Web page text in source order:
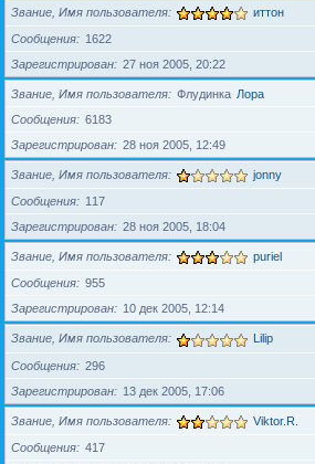
Звание, Имя пользователя иттон
Сообщения
1622
Зарегистрирован
27 ноя 2005, 20:22
Звание, Имя пользователя Флудинка Лора
Сообщения
6183
Зарегистрирован
28 ноя 2005, 12:49
Звание, Имя пользователя jonny
Сообщения
117
Зарегистрирован
28 ноя 2005, 18:04
Звание, Имя пользователя puriel
Сообщения
955
Зарегистрирован
10 дек 2005, 12:14
Звание, Имя пользователя Lilip
Сообщения
296
Зарегистрирован
13 дек 2005, 17:06
Звание, Имя пользователя Viktor.R.
Сообщения
417